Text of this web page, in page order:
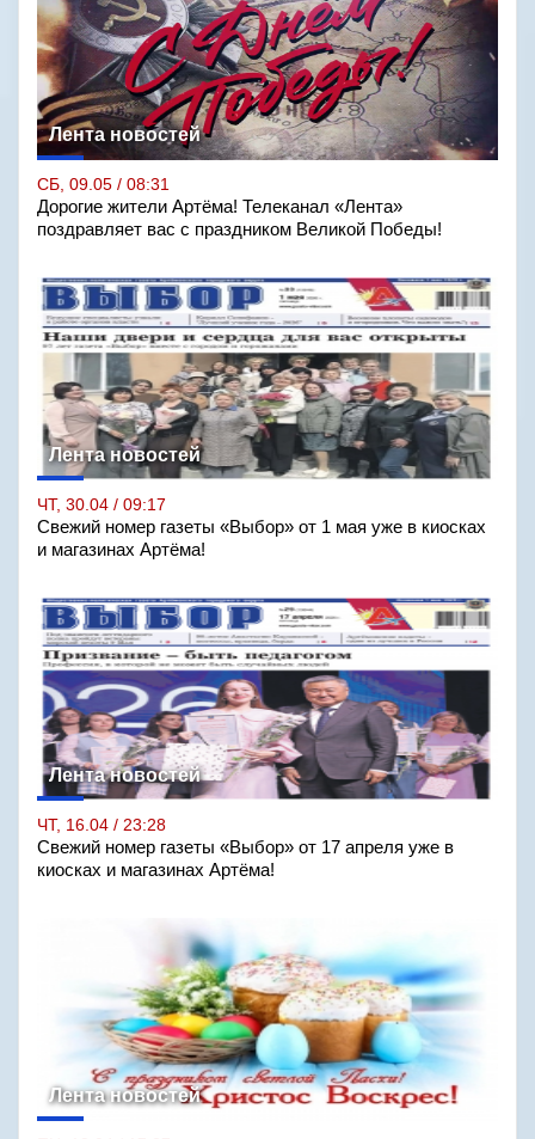
Лента новостей
СБ, 09.05 / 08:31
Дорогие жители Артёма! Телеканал «Лента»
поздравляет вас с праздником Великой Победы!
Лента новостей
ЧТ, 30.04 / 09:17
Свежий номер газеты «Выбор» от 1 мая уже в киосках
и магазинах Артёма!
Лента новостей
ЧТ, 16.04 / 23:28
Свежий номер газеты «Выбор» от 17 апреля уже в
киосках и магазинах Артёма!
Лента новостей